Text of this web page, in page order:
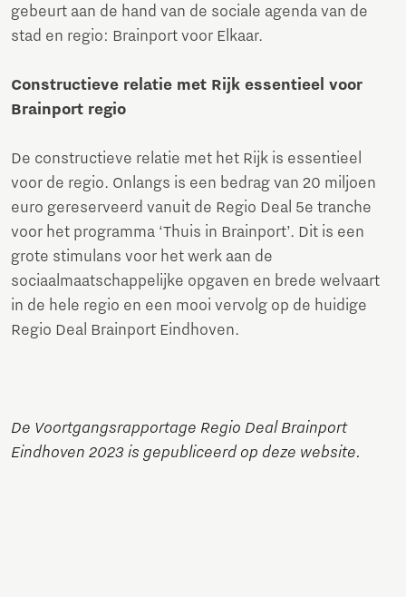
gebeurt aan de hand van de sociale agenda van de
stad en regio: Brainport voor Elkaar.
Constructieve relatie met Rijk essentieel voor
Brainport regio
De constructieve relatie met het Rijk is essentieel
voor de regio. Onlangs is een bedrag van 20 miljoen
euro gereserveerd vanuit de Regio Deal 5e tranche
voor het programma ‘Thuis in Brainport’. Dit is een
grote stimulans voor het werk aan de
sociaalmaatschappelijke opgaven en brede welvaart
in de hele regio en een mooi vervolg op de huidige
Regio Deal Brainport Eindhoven.
De Voortgangsrapportage Regio Deal Brainport
Eindhoven 2023 is gepubliceerd op deze website.